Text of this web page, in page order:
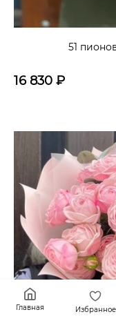
Главная Избранное
51
16 830 ₽